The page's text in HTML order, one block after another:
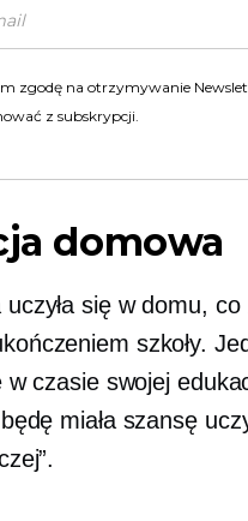
zgodę na otrzymywanie
z subskrypcji.
domowa
się w domu,
szkoły.
czasie swojej
miała szansę